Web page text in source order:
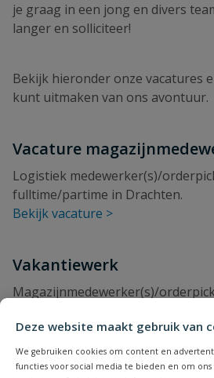
Deze website maakt gebruik van
We gebruiken cookies om content en
functies voor social media te bieden en om
je graag in een jong en divers
langer en solliciteer!
Bekijk hieronder onze vacatures
kunt uitmaken van ons avontuur.
Vacature
Logistiek medewerker(s)/
fulltime/partime in Drachten.
Bekijk vacature >
Vakantiewerk
Magazijnmedewerker(s)/
Bekijk vacature >